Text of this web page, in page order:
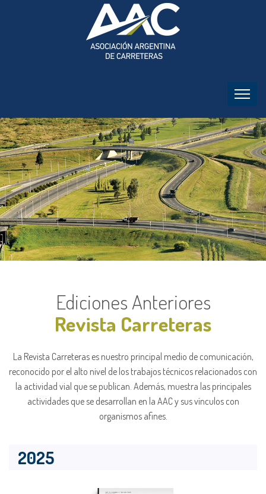
Ediciones Anteriores
Revista Carreteras
La Revista Carreteras es nuestro principal medio de comunicación,
reconocido por el alto nivel de los trabajos técnicos relacionados con
la actividad vial que se publican. Además, muestra las principales
actividades que se desarrollan en la AAC y sus vínculos con
organismos afines.
2025